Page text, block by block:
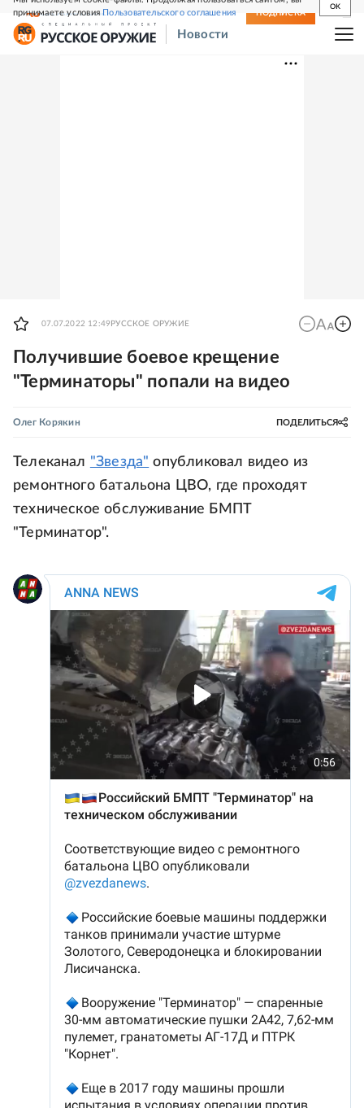
принимаете условияПользовательского соглашения
OK
СВЕЖИЙ НОМЕР ПОДПИСКА
Новости
07.07.2022 12:49 РУССКОЕ ОРУЖИЕ
Получившие боевое крещение
"Терминаторы" попали на видео
Олег Корякин ПОДЕЛИТЬСЯ
Телеканал "Звезда" опубликовал видео из
ремонтного батальона ЦВО, где проходят
техническое обслуживание БМПТ
"Терминатор".